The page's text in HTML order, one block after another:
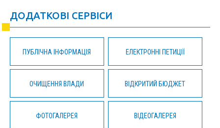
ДОДАТКОВІ СЕРВІСИ
ПУБЛІЧНА ІНФОРМАЦІЯ ЕЛЕКТРОННІ ПЕТИЦІЇ
ОЧИЩЕННЯ ВЛАДИ ВІДКРИТИЙ БЮДЖЕТ
ФОТОГАЛЕРЕЯ ВІДЕОГАЛЕРЕЯ